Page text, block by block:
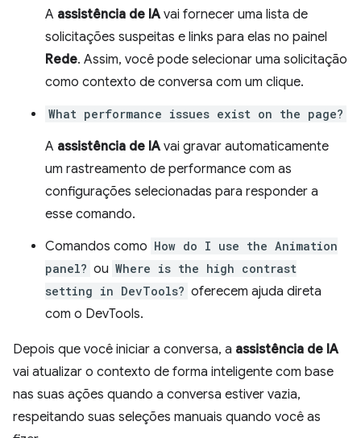
A assistência de IA vai fornecer uma lista de
solicitações suspeitas e links para elas no painel
Rede. Assim, você pode selecionar uma solicitação
como contexto de conversa com um clique.
What performance issues exist on the page?
A assistência de IA vai gravar automaticamente
um rastreamento de performance com as
configurações selecionadas para responder a
esse comando.
Comandos como How do I use the Animation
panel? ou Where is the high contrast
setting in DevTools? oferecem ajuda direta
com o DevTools.
Depois que você iniciar a conversa, a assistência de IA
vai atualizar o contexto de forma inteligente com base
nas suas ações quando a conversa estiver vazia,
respeitando suas seleções manuais quando você as